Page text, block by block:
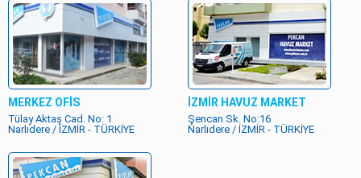
MERKEZ OFİS
Tülay Aktaş Cad. No: 1
Narlıdere / İZMİR - TÜRKİYE
İZMİR HAVUZ MARKET
Şencan Sk. No:16
Narlıdere / İZMİR - TÜRKİYE